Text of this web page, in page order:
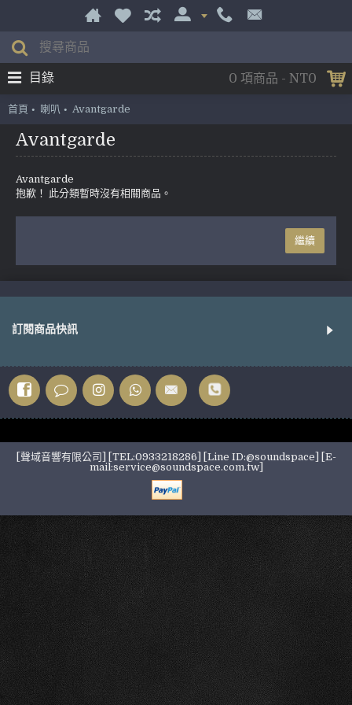
0 項商品 - NT0
目錄
首頁 喇叭 Avantgarde
Avantgarde
Avantgarde
抱歉！ 此分類暫時沒有相關商品。
繼續
訂閱商品快訊
[聲域音響有限公司] [TEL:0933218286] [Line ID:@soundspace] [E-
mail:service@soundspace.com.tw]